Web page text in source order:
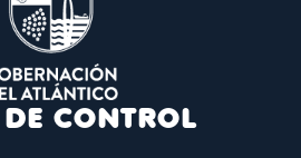
DE CONTROL